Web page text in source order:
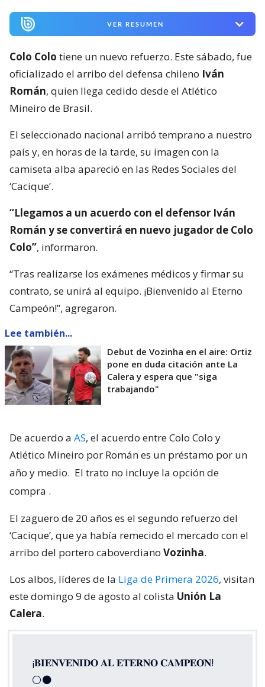
VER RESUMEN
Colo Colo tiene un nuevo refuerzo. Este sábado, fue
oficializado el arribo del defensa chileno Iván
Román, quien llega cedido desde el Atlético
Mineiro de Brasil.
El seleccionado nacional arribó temprano a nuestro
país y, en horas de la tarde, su imagen con la
camiseta alba apareció en las Redes Sociales del
‘Cacique’.
“Llegamos a un acuerdo con el defensor Iván
Román y se convertirá en nuevo jugador de Colo
Colo”, informaron.
“Tras realizarse los exámenes médicos y firmar su
contrato, se unirá al equipo. ¡Bienvenido al Eterno
Campeón!”, agregaron.
Lee también...
Debut de Vozinha en el aire: Ortiz
pone en duda citación ante La
Calera y espera que "siga
trabajando"
De acuerdo a AS, el acuerdo entre Colo Colo y
Atlético Mineiro por Román es un préstamo por un
año y medio. El trato no incluye la opción de
compra .
El zaguero de 20 años es el segundo refuerzo del
‘Cacique’, que ya había remecido el mercado con el
arribo del portero caboverdiano Vozinha.
Los albos, líderes de la Liga de Primera 2026, visitan
este domingo 9 de agosto al colista Unión La
Calera.
¡𝐁𝐈𝐄𝐍𝐕𝐄𝐍𝐈𝐃𝐎 𝐀𝐋 𝐄𝐓𝐄𝐑𝐍𝐎 𝐂𝐀𝐌𝐏𝐄𝐎́𝐍!
⚪⚫